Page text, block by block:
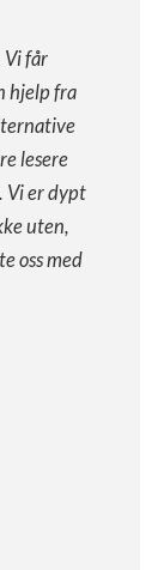
Vi får
hjelp fra
lesere
Vi er dypt
uten,
oss med